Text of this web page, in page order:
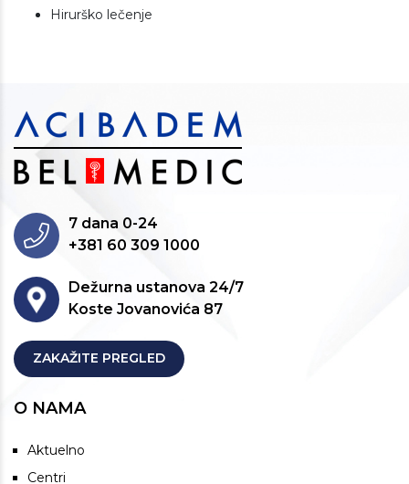
Hirurško lečenje
7 dana 0-24
+381 60 309 1000
Dežurna ustanova 24/7
Koste Jovanovića 87
ZAKAŽITE PREGLED
O NAMA
Aktuelno
Centri